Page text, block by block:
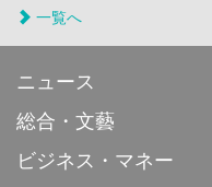
一覧へ
ニュース
総合・文藝
ビジネス・マネー